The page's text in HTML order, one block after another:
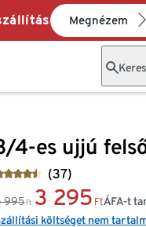
Megnézem
4-es ujjú
(37)
995 Ft 3 295 FtÁFA-t
költséget nem